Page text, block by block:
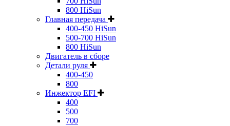
800 HiSun
Главная передача
400-450 HiSun
500-700 HiSun
800 HiSun
Двигатель в сборе
Детали руля
400-450
800
Инжектор EFI
400
500
700